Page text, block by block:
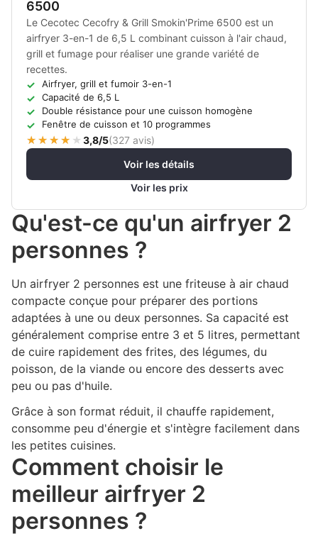
6500
Le Cecotec Cecofry & Grill Smokin'Prime 6500 est un
airfryer 3-en-1 de 6,5 L combinant cuisson à l'air chaud,
grill et fumage pour réaliser une grande variété de
recettes.
Airfryer, grill et fumoir 3-en-1
Capacité de 6,5 L
Double résistance pour une cuisson homogène
Fenêtre de cuisson et 10 programmes
3,8/5(327 avis)
Voir les détails
Voir les prix
Qu'est-ce qu'un airfryer 2
personnes ?
Un airfryer 2 personnes est une friteuse à air chaud
compacte conçue pour préparer des portions
adaptées à une ou deux personnes. Sa capacité est
généralement comprise entre 3 et 5 litres, permettant
de cuire rapidement des frites, des légumes, du
poisson, de la viande ou encore des desserts avec
peu ou pas d'huile.
Grâce à son format réduit, il chauffe rapidement,
consomme peu d'énergie et s'intègre facilement dans
les petites cuisines.
Comment choisir le
meilleur airfryer 2
personnes ?